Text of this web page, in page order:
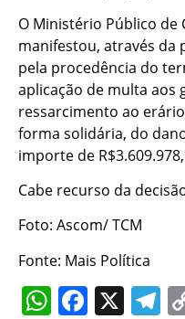
O Ministério Público de
manifestou, através da
pela procedência do
aplicação de multa aos
ressarcimento ao
forma solidária, do
importe de
Cabe recurso da
Foto: Ascom/ TCM
Fonte: Mais Política
X